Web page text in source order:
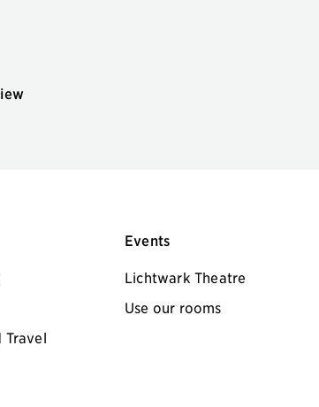
Travel
Events
Lichtwark Theatre
Use our rooms